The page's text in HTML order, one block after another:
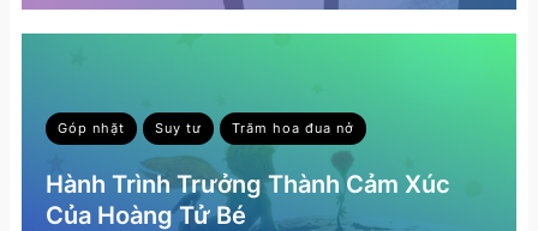
Góp nhặt Suy tư Trăm hoa đua nở
Hành Trình Trưởng Thành Cảm Xúc
Của Hoàng Tử Bé